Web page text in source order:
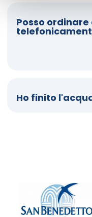
Posso ordinare
Ho finito